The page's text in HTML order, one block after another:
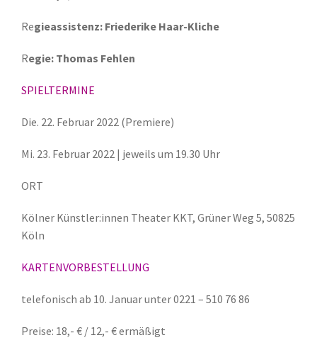
Regieassistenz: Friederike Haar-Kliche
Regie: Thomas Fehlen
SPIELTERMINE
Die. 22. Februar 2022 (Premiere)
Mi. 23. Februar 2022 | jeweils um 19.30 Uhr
ORT
Kölner Künstler:innen Theater KKT, Grüner Weg 5, 50825
Köln
KARTENVORBESTELLUNG
telefonisch ab 10. Januar unter 0221 – 510 76 86
Preise: 18,- € / 12,- € ermäßigt